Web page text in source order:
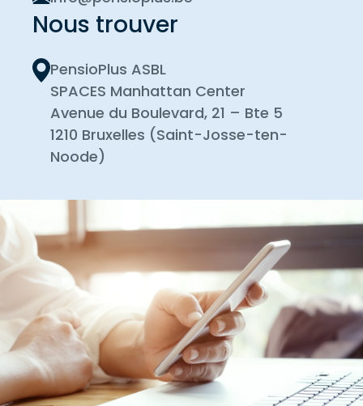
Nous trouver
PensioPlus ASBL
SPACES Manhattan Center
Avenue du Boulevard, 21 – Bte 5
1210 Bruxelles (Saint-Josse-ten-
Noode)